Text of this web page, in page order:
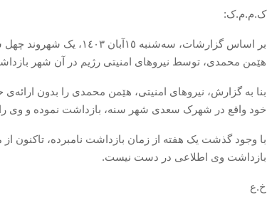
ک.م.م.ک:
بر اساس گزارشات، سەشنبه
هێمن محمدی، توسط نیروهای امنیتی رژیم در آن شهر
بنا بە گزارش، نیروهای امنیتی، هێمن محمدی را بدون
خود واقع در شهرک سعدی شهر سنه، بازداشت نموده و وی را
با وجود گذشت یک هفته از زمان بازداشت نامبرده، تاکنون
بازداشت وی اطلاعی در دست نیست.
خ.ع